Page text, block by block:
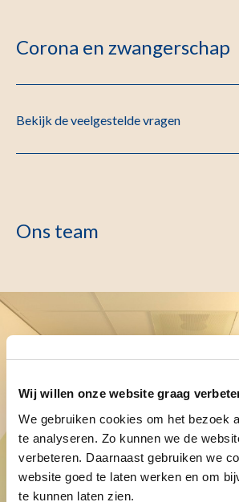
Wij willen onze website graag
We gebruiken cookies om het bezoek
te analyseren. Zo kunnen we de
verbeteren. Daarnaast gebruiken we
website goed te laten werken en om
te kunnen laten zien.
Corona en zwangerschap
Bekijk de veelgestelde vragen
Ons team